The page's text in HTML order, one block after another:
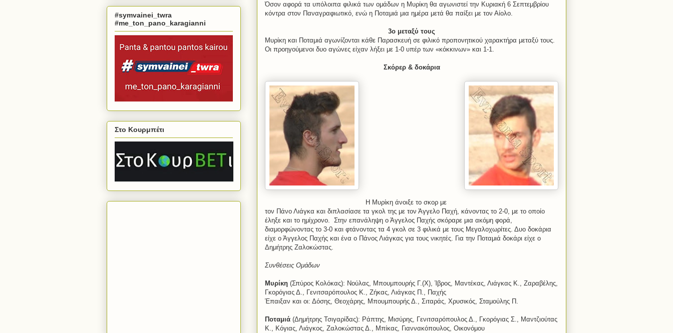
Όσον αφορά τα υπόλοιπα φιλικά των ομάδων η Μυρίκη θα αγωνιστεί την Κυριακή 6 Σεπτεμβρίου
κόντρα στον Παναγραφιωτικό, ενώ η Ποταμιά μια ημέρα μετά θα παίξει με τον Αίολο.
3o μεταξύ τους
Μυρίκη και Ποταμιά αγωνίζονται κάθε Παρασκευή σε φιλικό προπονητικού χαρακτήρα μεταξύ τους.
Οι προηγούμενοι δυο αγώνες είχαν λήξει με 1-0 υπέρ των «κόκκινων» και 1-1.
Σκόρερ & δοκάρια
Η Μυρίκη άνοιξε το σκορ με
τον Πάνο Λιάγκα και διπλασίασε τα γκολ της με τον Άγγελο Παχή, κάνοντας το 2-0, με το οποίο
έληξε και το ημίχρονο. Στην επανάληψη ο Άγγελος Παχής σκόραρε μια ακόμη φορά,
διαμορφώνοντας το 3-0 και φτάνοντας τα 4 γκολ σε 3 φιλικά με τους Μεγαλοχωρίτες. Δυο δοκάρια
είχε ο Άγγελος Παχής και ένα ο Πάνος Λιάγκας για τους νικητές. Για την Ποταμιά δοκάρι είχε ο
Δημήτρης Ζαλοκώστας.
Συνθέσεις Ομάδων
Μυρίκη (Σπύρος Κολόκας): Νούλας, Μπουμπουρής Γ.(Χ), Ίβρος, Μαντέκας, Λιάγκας Κ., Ζαραβέλης,
Γκορόγιας Δ., Γενιτσαρόπουλος Κ., Ζήκας, Λιάγκας Π., Παχής
Έπαιξαν και οι: Δόσης, Θεοχάρης, Μπουμπουρής Δ., Σιταράς, Χρυσικός, Σταμούλης Π.
Ποταμιά (Δημήτρης Τσιγαρίδας): Ράπτης, Μισύρης, Γενιτσαρόπουλος Δ., Γκορόγιας Σ., Μαντζιούτας
Κ., Κόγιας, Λιάγκος, Ζαλοκώστας Δ., Μπίκας, Γιαννακόπουλος, Οικονόμου
#symvainei_twra
#me_ton_pano_karagianni
Στο Κουρμπέτι